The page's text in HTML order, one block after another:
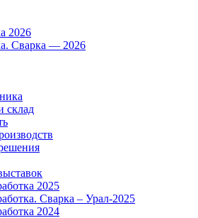
2026
Сварка — 2026
склад
2025
Сварка – Урал-2025
2024